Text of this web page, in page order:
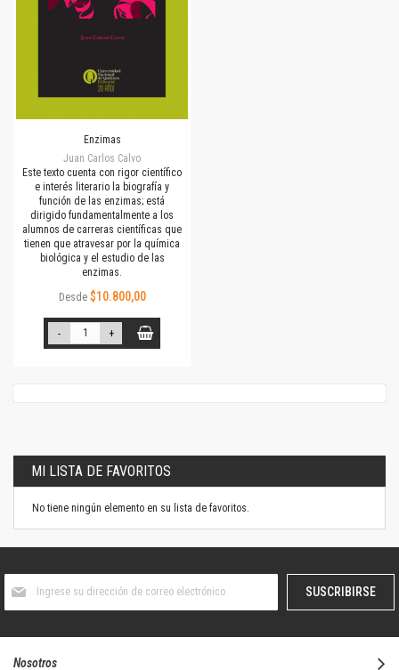
Enzimas
Juan Carlos Calvo
Este texto cuenta con rigor científico
e interés literario la biografía y
función de las enzimas; está
dirigido fundamentalmente a los
alumnos de carreras científicas que
tienen que atravesar por la química
biológica y el estudio de las
enzimas.
Desde $10.800,00
- +
MI LISTA DE FAVORITOS
No tiene ningún elemento en su lista de favoritos.
boletín
SUSCRIBIRSE
Nosotros